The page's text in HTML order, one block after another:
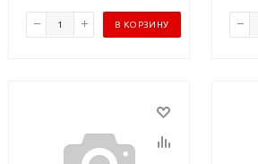
В КОРЗИНУ